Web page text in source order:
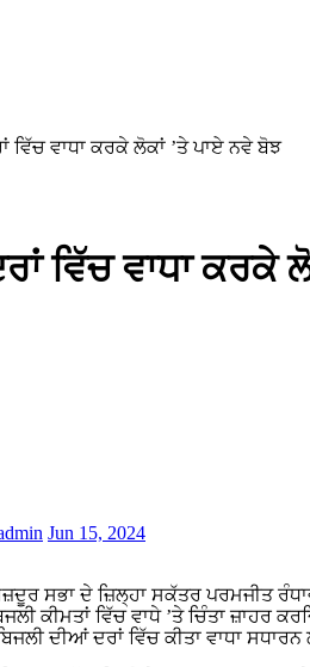
ਵਿੱਚ ਵਾਧਾ ਕਰਕੇ ਲੋਕਾਂ ’ਤੇ ਪਾਏ ਨਵੇ ਬੋਝ
ਵਿੱਚ ਵਾਧਾ ਕਰਕੇ
Jun 15, 2024
ਕੀਮਤਾਂ ਵਿੱਚ ਵਾਧੇ ’ਤੇ ਚਿੰਤਾ ਜ਼ਾਹਰ
ਦੀਆਂ ਦਰਾਂ ਵਿੱਚ ਕੀਤਾ ਵਾਧਾ